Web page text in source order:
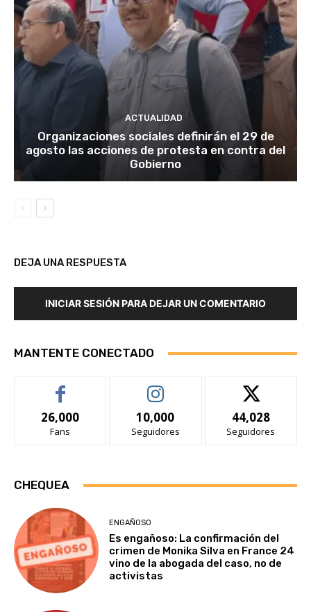
ACTUALIDAD
Organizaciones sociales definirán el 29 de
agosto las acciones de protesta en contra del
Gobierno
DEJA UNA RESPUESTA
INICIAR SESIÓN PARA DEJAR UN COMENTARIO
MANTENTE CONECTADO
26,000
Fans
10,000
Seguidores
44,028
Seguidores
CHEQUEA
ENGAÑOSO
Es engañoso: La confirmación del
crimen de Monika Silva en France 24
vino de la abogada del caso, no de
activistas